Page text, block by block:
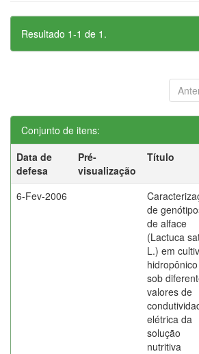
Resultado 1-1 de 1.
Conjunto de itens:
Data de
defesa
Pré-
visualização
Título
6-Fev-2006
de
de alface
(Lactuca
L.) em
hidropônico
sob
valores de
elétrica da
solução
nutritiva